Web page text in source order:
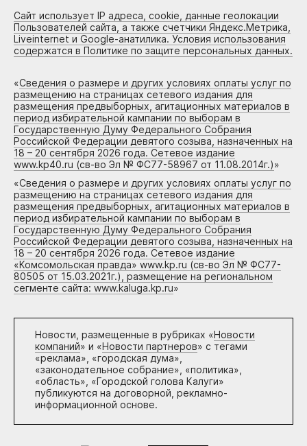
Сайт использует IP адреса, cookie, данные геолокации
Пользователей сайта, а также счетчики Яндекс.Метрика,
Liveinternet и Google-анатилика. Условия использования
содержатся в Политике по защите персональных данных.
«Сведения о размере и других условиях оплаты услуг по
размещению на страницах сетевого издания для
размещения предвыборных, агитационных материалов в
период избирательной кампании по выборам в
Государственную Думу Федерального Собрания
Российской Федерации девятого созыва, назначенных на
18 – 20 сентября 2026 года. Сетевое издание
www.kp40.ru (св-во Эл № ФС77-58967 от 11.08.2014г.)»
«Сведения о размере и других условиях оплаты услуг по
размещению на страницах сетевого издания для
размещения предвыборных, агитационных материалов в
период избирательной кампании по выборам в
Государственную Думу Федерального Собрания
Российской Федерации девятого созыва, назначенных на
18 – 20 сентября 2026 года. Сетевое издание
«Комсомольская правда» www.kp.ru (св-во Эл № ФС77-
80505 от 15.03.2021г.), размещение на региональном
сегменте сайта: www.kaluga.kp.ru»
Новости, размещенные в рубриках «Новости
компаний» и «Новости партнеров» с тегами
«реклама», «городская дума»,
«законодательное собрание», «политика»,
«область», «Городской голова Калуги»
публикуются на договорной, рекламно-
информационной основе.